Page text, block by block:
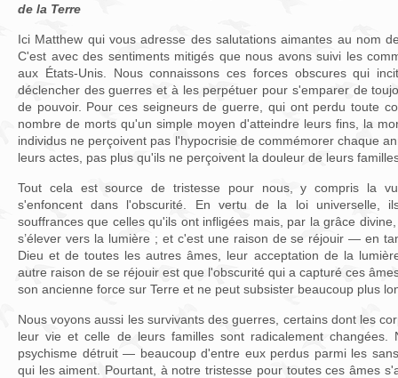
de la Terre
Ici Matthew qui vous adresse des salutations aimantes au nom
C'est avec des sentiments mitigés que nous avons suivi les
aux États-Unis. Nous connaissons ces forces obscures qui
déclencher des guerres et à les perpétuer pour s'emparer de
de pouvoir. Pour ces seigneurs de guerre, qui ont perdu toute
nombre de morts qu'un simple moyen d'atteindre leurs fins, la
individus ne perçoivent pas l'hypocrisie de commémorer chaque
leurs actes, pas plus qu'ils ne perçoivent la douleur de leurs
Tout cela est source de tristesse pour nous, y compris la
s'enfoncent dans l'obscurité. En vertu de la loi universelle,
souffrances que celles qu'ils ont infligées mais, par la grâce
s’élever vers la lumière ; et c'est une raison de se réjouir — en
Dieu et de toutes les autres âmes, leur acceptation de la
autre raison de se réjouir est que l'obscurité qui a capturé ces
son ancienne force sur Terre et ne peut subsister beaucoup plus
Nous voyons aussi les survivants des guerres, certains dont les
leur vie et celle de leurs familles sont radicalement changées.
psychisme détruit — beaucoup d'entre eux perdus parmi les
qui les aiment. Pourtant, à notre tristesse pour toutes ces âmes